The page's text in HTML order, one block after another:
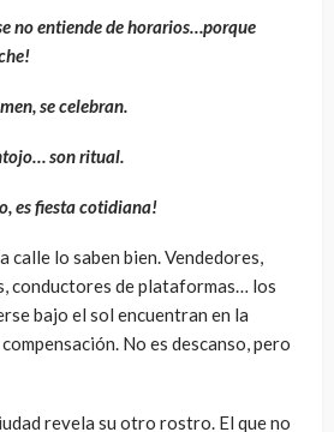
no entiende de horarios…porque
se celebran.
son ritual.
es fiesta cotidiana!
calle lo saben bien. Vendedores,
conductores de plataformas… los
bajo el sol encuentran en la
No es descanso, pero
revela su otro rostro. El que no